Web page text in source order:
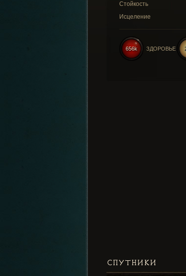
Стойкость
Исцеление
656k ЗДОРОВЬЕ
СПУТНИКИ